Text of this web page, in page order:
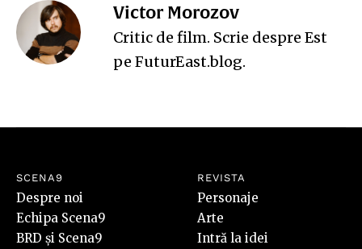
Victor Morozov
Critic de film. Scrie despre Est
pe FuturEast.blog.
SCENA9
Despre noi
Echipa Scena9
BRD și Scena9
REVISTA
Personaje
Arte
Intră la idei